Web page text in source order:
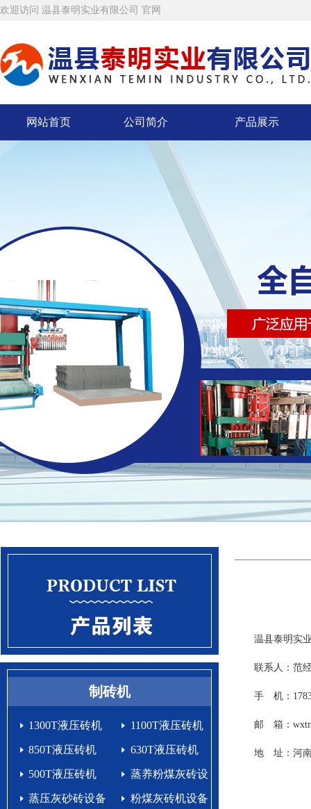
欢迎访问 温县泰明实业有限公司 官网
网站首页 公司简介 产品展示
制砖机
1300T液压砖机 1100T液压砖机
850T液压砖机 630T液压砖机
500T液压砖机 蒸养粉煤灰砖设
蒸压灰砂砖设备 粉煤灰砖机设备
温县泰明实业
联系人：范
手 机：
邮 箱：
地 址：河南